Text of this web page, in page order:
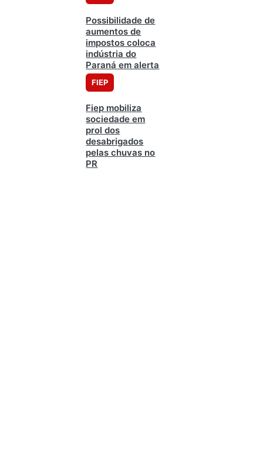
Possibilidade de
aumentos de
impostos coloca
indústria do
Paraná em alerta
FIEP
Fiep mobiliza
sociedade em
prol dos
desabrigados
pelas chuvas no
PR